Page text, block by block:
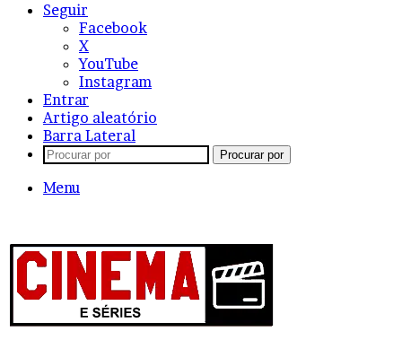
Seguir
Facebook
X
YouTube
Instagram
Entrar
Artigo aleatório
Barra Lateral
Procurar por
Menu